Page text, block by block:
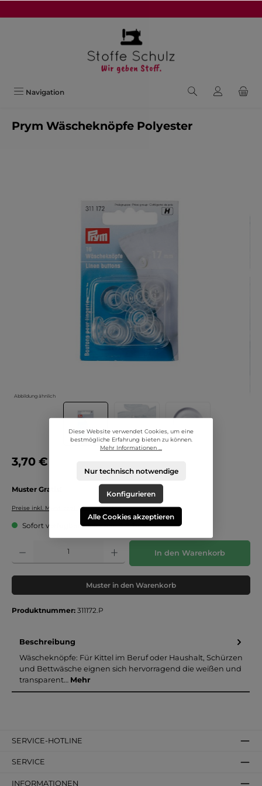
Navigation
Prym Wäscheknöpfe Polyester
Abbildung ähnlich
3,70 €
Muster Gratis!
Preise inkl. MwSt. zzgl. Versandkosten
Sofort verfügbar, Lieferzeit: 3-5 Tage
Produkt Anzahl: Gib den gewünschten Wert ein oder benutze die Schaltflächen um
In den Warenkorb
Muster in den Warenkorb
Produktnummer: 311172.P
Beschreibung
Wäscheknöpfe: Für Kittel im Beruf oder Haushalt, Schürzen
und Bettwäsche eignen sich hervorragend die weißen und
transparent… Mehr
SERVICE-HOTLINE
SERVICE
INFORMATIONEN
Diese Website verwendet Cookies, um eine
bestmögliche Erfahrung bieten zu können.
Mehr Informationen ...
Nur technisch notwendige
Konfigurieren
Alle Cookies akzeptieren